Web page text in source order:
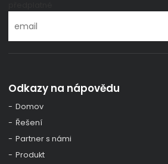
Odkazy na nápovědu
Domov
Řešení
Partner s námi
Produkt